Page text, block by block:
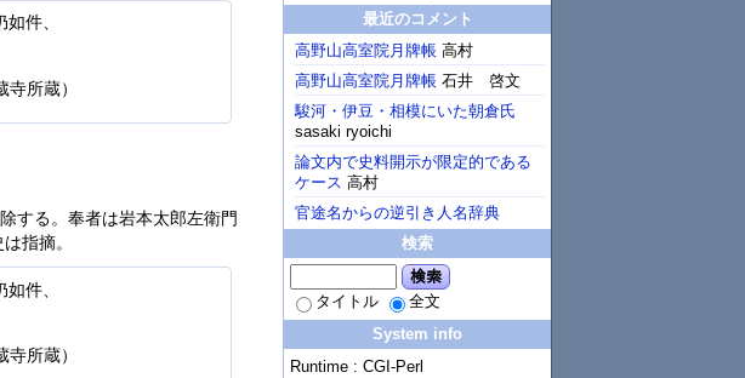
件、
所蔵）
する。奉者は岩本太郎左衛門
指摘。
件、
所蔵）
最近のコメント
高野山高室院月牌帳 高村
高野山高室院月牌帳 石井 啓文
駿河・伊豆・相模にいた朝倉氏
sasaki ryoichi
論文内で史料開示が限定的である
ケース 高村
官途名からの逆引き人名辞典
検索
検索
タイトル
全文
System info
Runtime : CGI-Perl